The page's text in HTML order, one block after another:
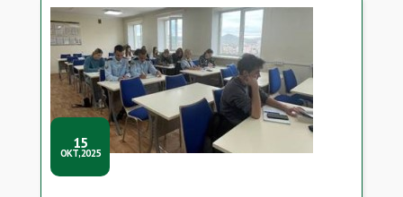
15
ОКТ,2025